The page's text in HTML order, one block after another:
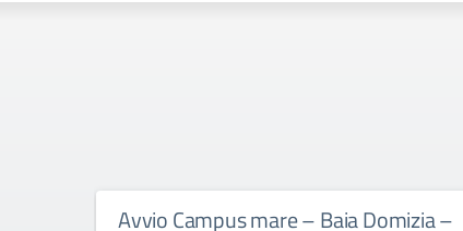
Avvio Campus mare – Baia Domizia –